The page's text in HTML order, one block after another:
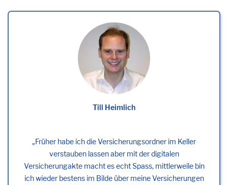
Früher habe ich die Versicherungsordner im Keller
verstauben lassen aber mit der digitalen
Versicherungakte macht es echt Spass, mittlerweile bin
ich wieder bestens im Bilde über meine Versicherungen
Till Heimlich